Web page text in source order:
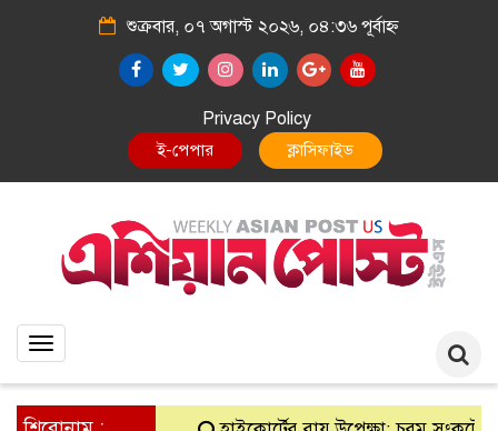
শুক্রবার, ০৭ অগাস্ট ২০২৬, ০৪:৩৬ পূর্বাহ্ন
Privacy Policy
E-Paper Classified
Toggle